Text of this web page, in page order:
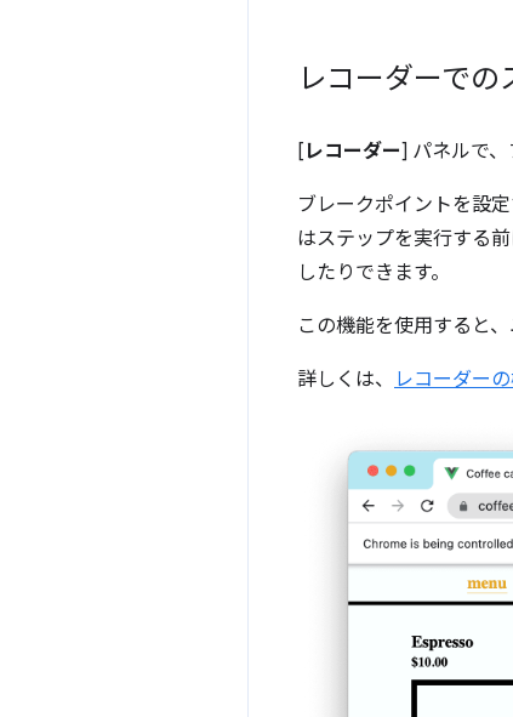
レコーダーで
[ レコーダー] パネルで
ブレークポイントを設
はステップを実行する
したりできます。
この機能を使用すると
詳しくは、 レコーダー